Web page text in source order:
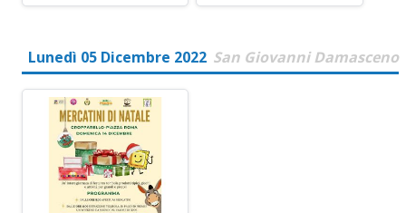
Lunedì 05 Dicembre 2022 San Giovanni Damasceno